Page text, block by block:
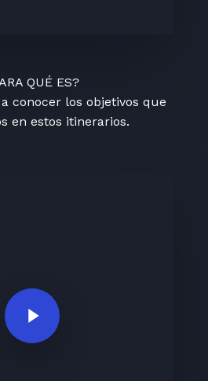
QUÉ ES?
conocer los objetivos que
en estos itinerarios.
Play Video